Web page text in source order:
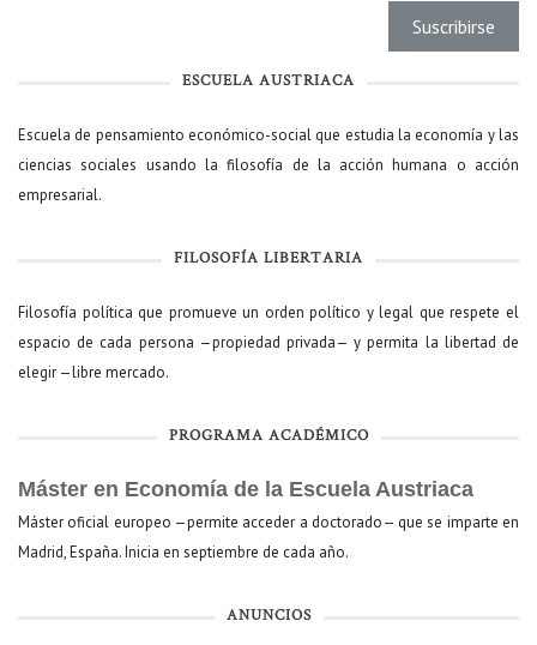
ESCUELA AUSTRIACA
Escuela de pensamiento económico-social que estudia la economía y las
ciencias sociales usando la filosofía de la acción humana o acción
empresarial.
FILOSOFÍA LIBERTARIA
Filosofía política que promueve un orden político y legal que respete el
espacio de cada persona —propiedad privada— y permita la libertad de
elegir —libre mercado.
PROGRAMA ACADÉMICO
Máster en Economía de la Escuela Austriaca
Máster oficial europeo —permite acceder a doctorado— que se imparte en
Madrid, España. Inicia en septiembre de cada año.
ANUNCIOS